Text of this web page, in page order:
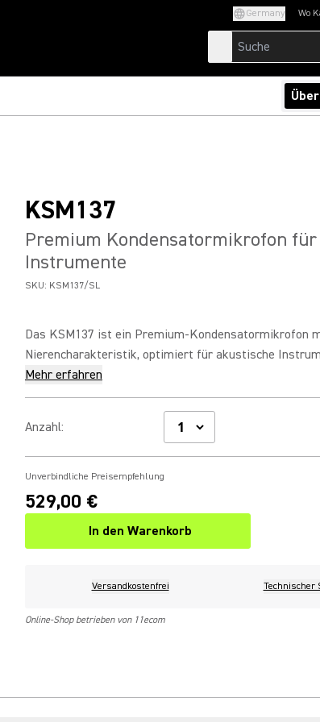
Germany Wo
KSM137
Premium Kondensatormikrofon für
Instrumente
SKU: KSM137/SL
Das KSM137 ist ein Premium-Kondensatormikrofon
Nierencharakteristik, optimiert für akustische
Mehr erfahren
Anzahl:
Unverbindliche Preisempfehlung
529,00 €
In den Warenkorb
Versandkostenfrei Technischer
Online-Shop betrieben von 11ecom